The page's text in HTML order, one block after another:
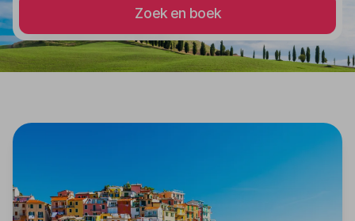
Zoek en boek